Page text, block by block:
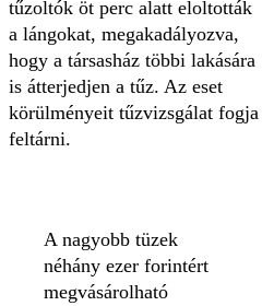
tűzoltók öt perc alatt eloltották
a lángokat, megakadályozva,
hogy a társasház többi lakására
is átterjedjen a tűz. Az eset
körülményeit tűzvizsgálat fogja
feltárni.
A nagyobb tüzek
néhány ezer forintért
megvásárolható